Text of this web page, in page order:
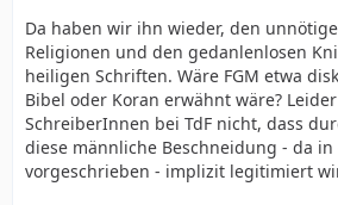
Da haben wir ihn wieder, den
Religionen und den gedanlenlosen
heiligen Schriften. Wäre FGM etwa
Bibel oder Koran erwähnt wäre?
SchreiberInnen bei TdF nicht, dass
diese männliche Beschneidung - da in
vorgeschrieben - implizit legitimiert